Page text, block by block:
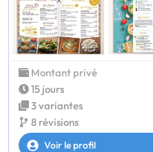
Montant privé
15 jours
3 variantes
8 révisions
Voir le profil